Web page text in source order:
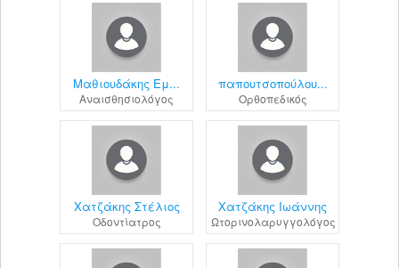
Μαθιουδάκης Εμ...
Αναισθησιολόγος
παπουτσοπούλου...
Ορθοπεδικός
Χατζάκης Στέλιος
Οδοντίατρος
Χατζάκης Ιωάννης
Ωτορινολαρυγγολόγος